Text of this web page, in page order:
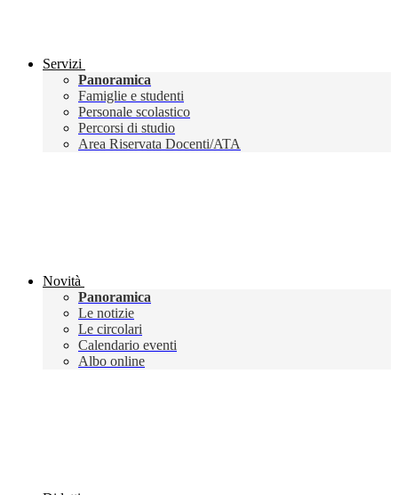
Servizi
Panoramica
Famiglie e studenti
Personale scolastico
Percorsi di studio
Area Riservata Docenti/ATA
Novità
Panoramica
Le notizie
Le circolari
Calendario eventi
Albo online